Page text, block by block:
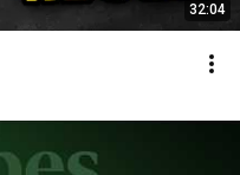
32:04